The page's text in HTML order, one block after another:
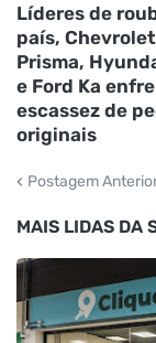
Líderes de
país,
Prisma,
e Ford Ka
escassez de
originais
Postagem
MAIS LIDAS DA